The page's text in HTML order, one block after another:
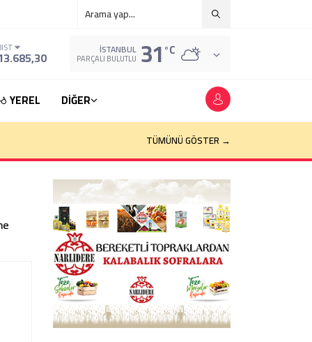
İSTANBUL
PARÇALI BULUTLU 31°C
YEREL
DİĞER
TÜMÜNÜ GÖSTER →